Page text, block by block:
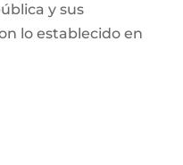
y sus
lo establecido en